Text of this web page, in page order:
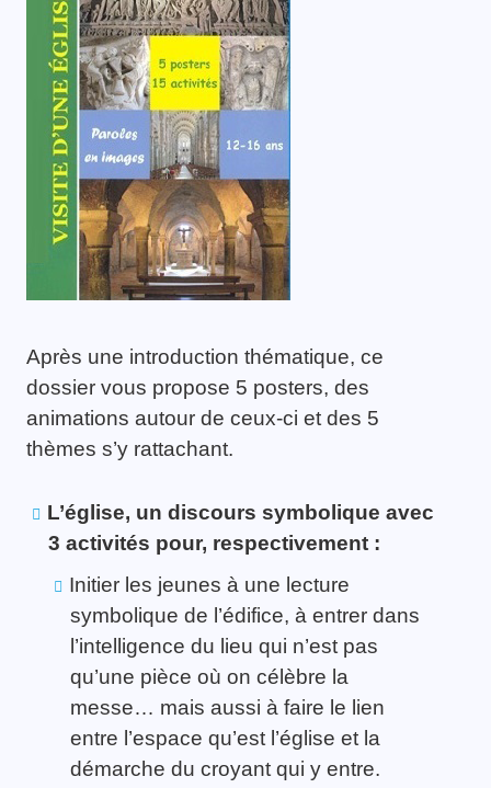
Après une introduction thématique, ce
dossier vous propose 5 posters, des
animations autour de ceux-ci et des 5
thèmes s’y rattachant.
L’église, un discours symbolique avec
3 activités pour, respectivement :
Initier les jeunes à une lecture
symbolique de l’édifice, à entrer dans
l’intelligence du lieu qui n’est pas
qu’une pièce où on célèbre la
messe… mais aussi à faire le lien
entre l’espace qu’est l’église et la
démarche du croyant qui y entre.